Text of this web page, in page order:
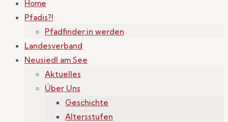
Home
Pfadis?!
Pfadfinder:in werden
Landesverband
Neusiedl am See
Aktuelles
Über Uns
Geschichte
Altersstufen